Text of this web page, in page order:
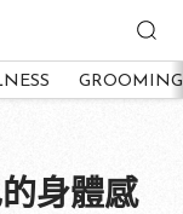
GROOMING
身體感